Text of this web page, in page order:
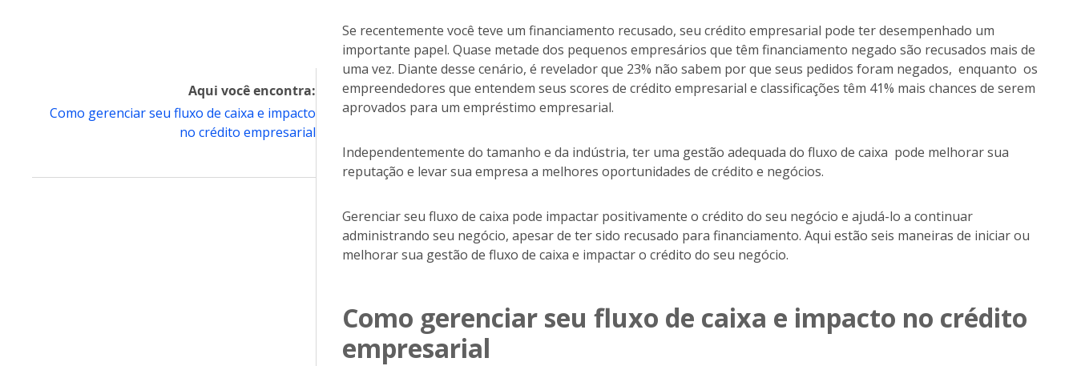
Aqui você encontra:
Como gerenciar seu fluxo de caixa e impacto
no crédito empresarial
Se recentemente você teve um financiamento recusado, seu crédito empresarial pode ter desempenhado um
importante papel. Quase metade dos pequenos empresários que têm financiamento negado são recusados mais de
uma vez. Diante desse cenário, é revelador que 23% não sabem por que seus pedidos foram negados, enquanto os
empreendedores que entendem seus scores de crédito empresarial e classificações têm 41% mais chances de serem
aprovados para um empréstimo empresarial.
Independentemente do tamanho e da indústria, ter uma gestão adequada do fluxo de caixa pode melhorar sua
reputação e levar sua empresa a melhores oportunidades de crédito e negócios.
Gerenciar seu fluxo de caixa pode impactar positivamente o crédito do seu negócio e ajudá-lo a continuar
administrando seu negócio, apesar de ter sido recusado para financiamento. Aqui estão seis maneiras de iniciar ou
melhorar sua gestão de fluxo de caixa e impactar o crédito do seu negócio.
Como gerenciar seu fluxo de caixa e impacto no crédito
empresarial